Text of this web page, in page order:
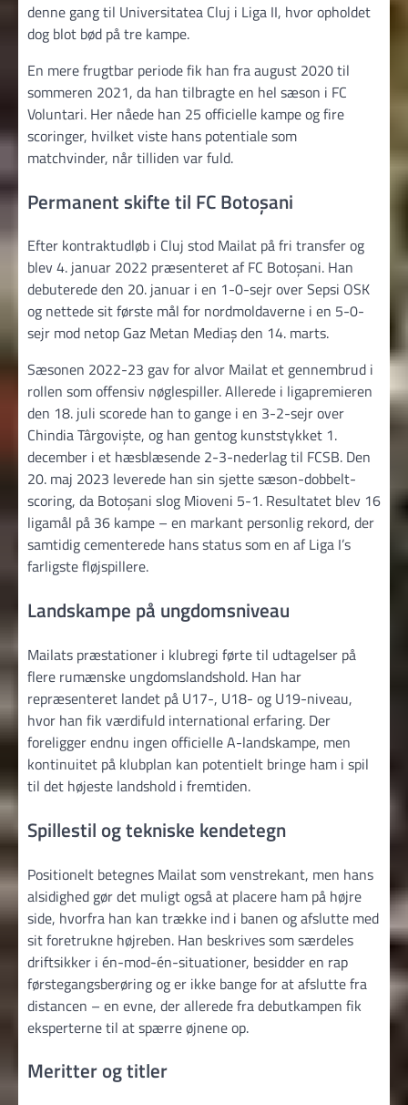
denne gang til Universitatea Cluj i Liga II, hvor opholdet
dog blot bød på tre kampe.
En mere frugtbar periode fik han fra august 2020 til
sommeren 2021, da han tilbragte en hel sæson i FC
Voluntari. Her nåede han 25 officielle kampe og fire
scoringer, hvilket viste hans potentiale som
matchvinder, når tilliden var fuld.
Permanent skifte til FC Botoșani
Efter kontraktudløb i Cluj stod Mailat på fri transfer og
blev 4. januar 2022 præsenteret af FC Botoșani. Han
debuterede den 20. januar i en 1-0-sejr over Sepsi OSK
og nettede sit første mål for nordmoldaverne i en 5-0-
sejr mod netop Gaz Metan Mediaș den 14. marts.
Sæsonen 2022-23 gav for alvor Mailat et gennembrud i
rollen som offensiv nøglespiller. Allerede i liga­premieren
den 18. juli scorede han to gange i en 3-2-sejr over
Chindia Târgoviște, og han gentog kunststykket 1.
december i et hæsblæsende 2-3-nederlag til FCSB. Den
20. maj 2023 leverede han sin sjette sæson-dobbelt­
scoring, da Botoșani slog Mioveni 5-1. Resultatet blev 16
ligamål på 36 kampe – en markant personlig rekord, der
samtidig cementerede hans status som en af Liga I’s
farligste fløjspillere.
Landskampe på ungdomsniveau
Mailats præstationer i klubregi førte til udtagelser på
flere rumænske ungdomslandshold. Han har
repræsenteret landet på U17-, U18- og U19-niveau,
hvor han fik værdifuld international erfaring. Der
foreligger endnu ingen officielle A-landskampe, men
kontinuitet på klubplan kan potentielt bringe ham i spil
til det højeste landshold i fremtiden.
Spillestil og tekniske kendetegn
Positionelt betegnes Mailat som venstrekant, men hans
alsidighed gør det muligt også at placere ham på højre
side, hvorfra han kan trække ind i banen og afslutte med
sit foretrukne højreben. Han beskrives som særdeles
driftsikker i én-mod-én-situationer, besidder en rap
førstegangs­berøring og er ikke bange for at afslutte fra
distancen – en evne, der allerede fra debutkampen fik
eksperterne til at spærre øjnene op.
Meritter og titler